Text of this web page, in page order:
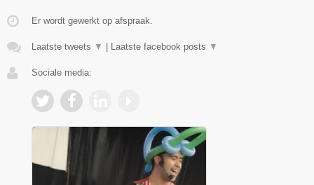
Er wordt gewerkt op afspraak.
Laatste tweets ▼ Laatste facebook posts ▼
Sociale media: